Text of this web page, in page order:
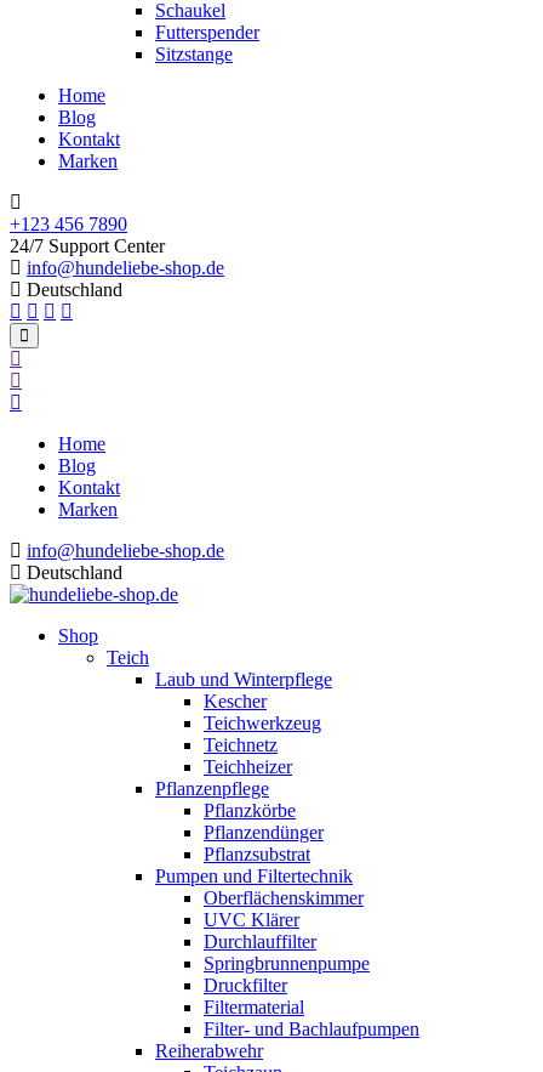
Schaukel
Futterspender
Sitzstange
Home
Blog
Kontakt
Marken
+123 456 7890
24/7 Support Center
info@hundeliebe-shop.de
Deutschland
Home
Blog
Kontakt
Marken
info@hundeliebe-shop.de
Deutschland
Shop
Teich
Laub und Winterpflege
Kescher
Teichwerkzeug
Teichnetz
Teichheizer
Pflanzenpflege
Pflanzkörbe
Pflanzendünger
Pflanzsubstrat
Pumpen und Filtertechnik
Oberflächenskimmer
UVC Klärer
Durchlauffilter
Springbrunnenpumpe
Druckfilter
Filtermaterial
Filter- und Bachlaufpumpen
Reiherabwehr